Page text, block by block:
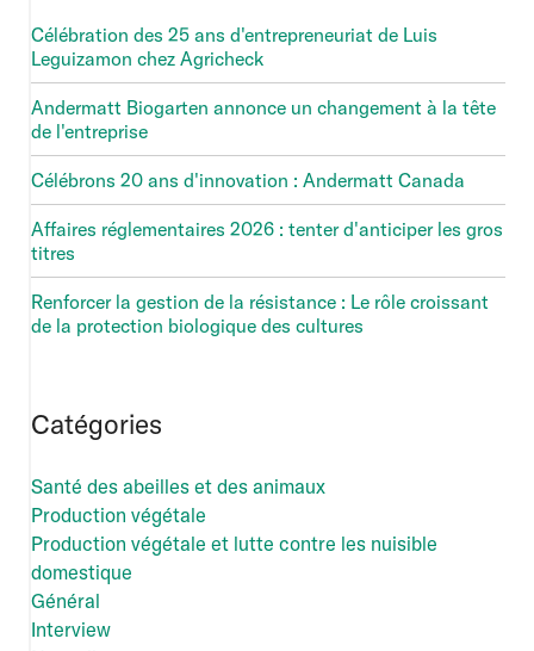
Célébration des 25 ans d'entrepreneuriat de Luis
Leguizamon chez Agricheck
Andermatt Biogarten annonce un changement à la tête
de l'entreprise
Célébrons 20 ans d'innovation : Andermatt Canada
Affaires réglementaires 2026 : tenter d'anticiper les gros
titres
Renforcer la gestion de la résistance : Le rôle croissant
de la protection biologique des cultures
Catégories
Santé des abeilles et des animaux
Production végétale
Production végétale et lutte contre les nuisible
domestique
Général
Interview